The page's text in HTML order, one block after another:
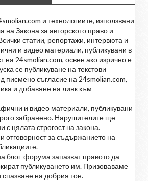
и технологиите, използвани
на Закона за авторското право и
статии, репортажи, интервюта и
и видео материали, публикувани в
на 24smolian.com, освен ако изрично е
се публикуване на текстови
писмено съгласие на 24smolian.com,
и добавяне на линк към
и видео материали, публикувани
забранено. Нарушителите ще
с цялата строгост на закона.
отговорност за съдържанието на
блог-форума запазват правото да
публикуването им. Призоваваме
спазване на добрия тон.